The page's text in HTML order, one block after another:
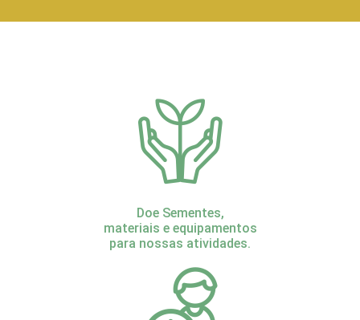
Doe Sementes,
materiais e equipamentos
para nossas atividades.